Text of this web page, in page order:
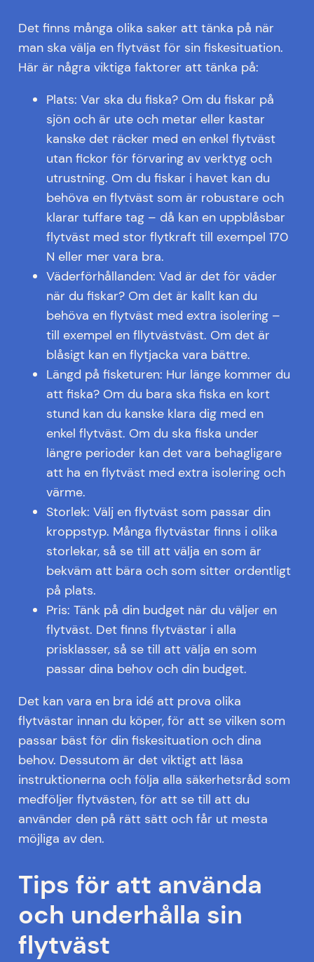
Det finns många olika saker att tänka på när
man ska välja en flytväst för sin fiskesituation.
Här är några viktiga faktorer att tänka på:
Plats: Var ska du fiska? Om du fiskar på
sjön och är ute och metar eller kastar
kanske det räcker med en enkel flytväst
utan fickor för förvaring av verktyg och
utrustning. Om du fiskar i havet kan du
behöva en flytväst som är robustare och
klarar tuffare tag – då kan en uppblåsbar
flytväst med stor flytkraft till exempel 170
N eller mer vara bra.
Väderförhållanden: Vad är det för väder
när du fiskar? Om det är kallt kan du
behöva en flytväst med extra isolering –
till exempel en fllytvästväst. Om det är
blåsigt kan en flytjacka vara bättre.
Längd på fisketuren: Hur länge kommer du
att fiska? Om du bara ska fiska en kort
stund kan du kanske klara dig med en
enkel flytväst. Om du ska fiska under
längre perioder kan det vara behagligare
att ha en flytväst med extra isolering och
värme.
Storlek: Välj en flytväst som passar din
kroppstyp. Många flytvästar finns i olika
storlekar, så se till att välja en som är
bekväm att bära och som sitter ordentligt
på plats.
Pris: Tänk på din budget när du väljer en
flytväst. Det finns flytvästar i alla
prisklasser, så se till att välja en som
passar dina behov och din budget.
Det kan vara en bra idé att prova olika
flytvästar innan du köper, för att se vilken som
passar bäst för din fiskesituation och dina
behov. Dessutom är det viktigt att läsa
instruktionerna och följa alla säkerhetsråd som
medföljer flytvästen, för att se till att du
använder den på rätt sätt och får ut mesta
möjliga av den.
Tips för att använda
och underhålla sin
flytväst